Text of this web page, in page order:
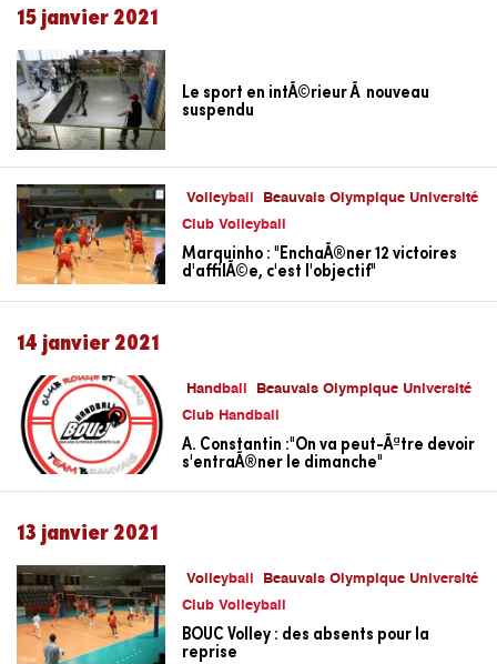
15 janvier 2021
Le sport en intÃ©rieur Ã nouveau
suspendu
Volleyball
Beauvais Olympique Université
Club Volleyball
Marquinho : "EnchaÃ®ner 12 victoires
d'affilÃ©e, c'est l'objectif"
14 janvier 2021
Handball
Beauvais Olympique Université
Club Handball
A. Constantin :"On va peut-Ãªtre devoir
s'entraÃ®ner le dimanche"
13 janvier 2021
Volleyball
Beauvais Olympique Université
Club Volleyball
BOUC Volley : des absents pour la
reprise